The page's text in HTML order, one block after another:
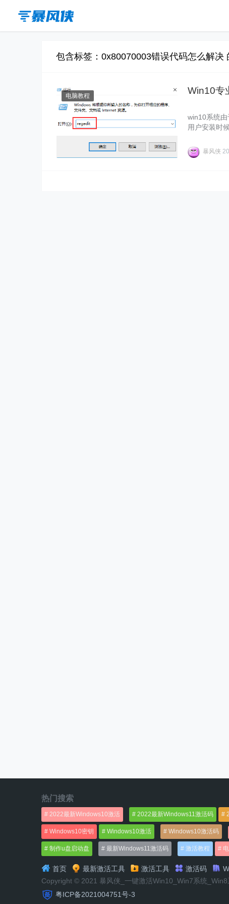
包含标签：0x80070003错误代码怎么解决
电脑教程 Win10专
win10系统
用户安装时
暴风侠
热门搜索
2022最新Windows10激活 2022最新Windows11激活码
Windows10密钥 Windows10激活 Windows10激活码
制作u盘启动盘 最新Windows11激活码 激活教程
首页 最新激活工具 激活工具 激活码
Copyright © 2021 暴风侠_一键激活Win10_Win7系统_Win8
粤ICP备2021004751号-3